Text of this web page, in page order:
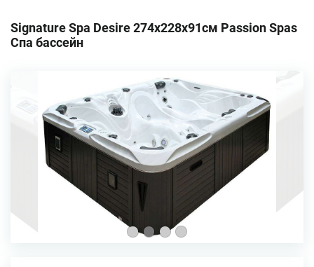
Signature Spa Desire 274х228х91см Passion Spas
Спа бассейн